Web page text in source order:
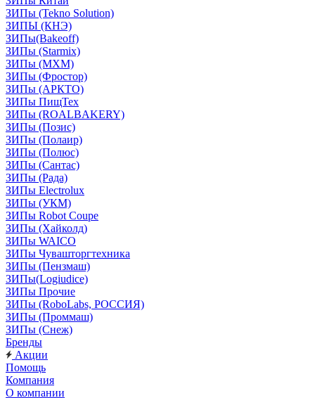
ЗИПы (Tekno Solution)
ЗИПЫ (КНЭ)
ЗИПы(Bakeoff)
ЗИПы (Starmix)
ЗИПы (МХМ)
ЗИПы (Фростор)
ЗИПы (АРКТО)
ЗИПы ПищТех
ЗИПы (ROALBAKERY)
ЗИПы (Позис)
ЗИПы (Полаир)
ЗИПы (Полюс)
ЗИПы (Сантас)
ЗИПы (Рада)
ЗИПы Electrolux
ЗИПы (УКМ)
ЗИПы Robot Coupe
ЗИПы (Хайколд)
ЗИПы WAICO
ЗИПы Чувашторгтехника
ЗИПы (Пензмаш)
ЗИПы(Logiudice)
ЗИПы Прочие
ЗИПы (RoboLabs, РОССИЯ)
ЗИПы (Проммаш)
ЗИПы (Снеж)
Бренды
Акции
Помощь
Компания
О компании